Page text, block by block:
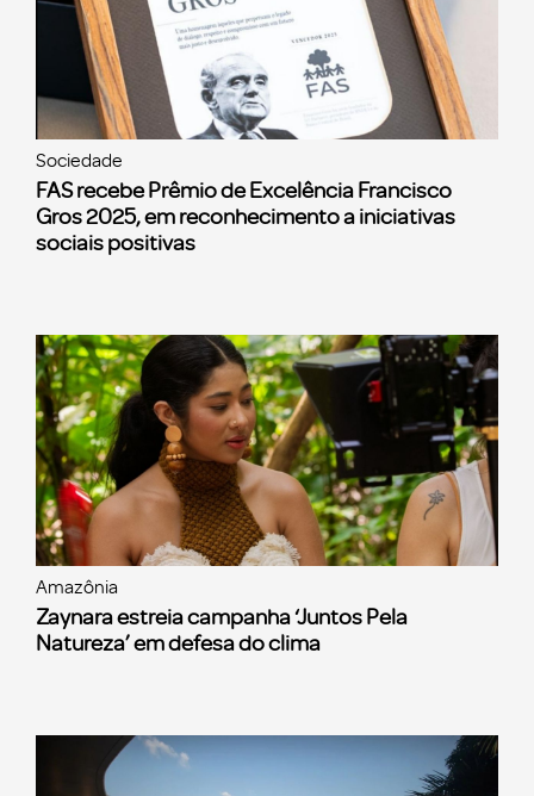
Sociedade
FAS recebe Prêmio de Excelência Francisco
Gros 2025, em reconhecimento a iniciativas
sociais positivas
Amazônia
Zaynara estreia campanha ‘Juntos Pela
Natureza’ em defesa do clima